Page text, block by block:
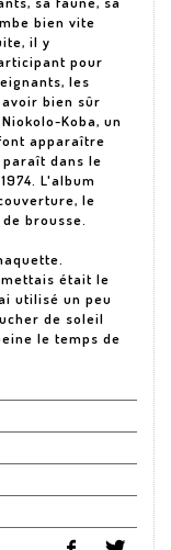
bien vite
il y
pour
les
bien sûr
Koba, un
apparaître
dans le
L'album
le
brousse.
était le
utilisé un peu
de soleil
le temps de